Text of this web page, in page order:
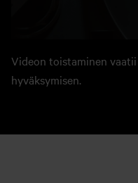
Videon toistaminen
hyväksymisen.